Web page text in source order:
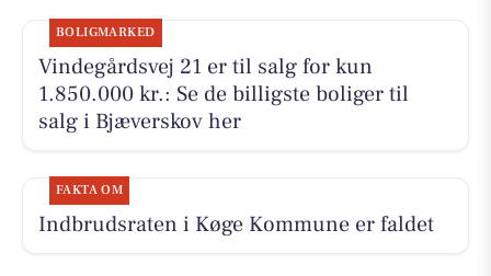
BOLIGMARKED
Vindegårdsvej 21 er til salg for kun
1.850.000 kr.: Se de billigste boliger til
salg i Bjæverskov her
FAKTA OM
Indbrudsraten i Køge Kommune er faldet